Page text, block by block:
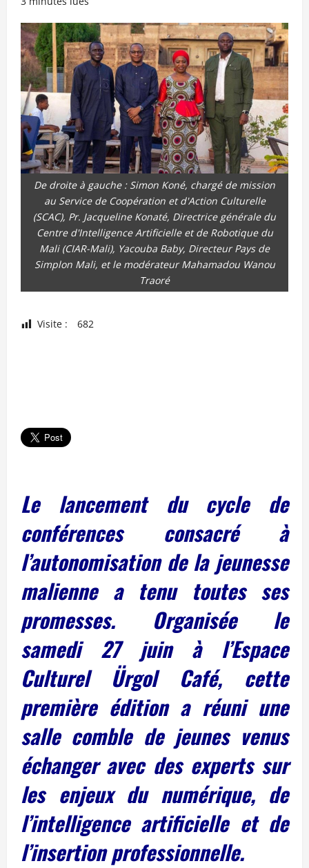
De droite à gauche : Simon Koné, chargé de mission
au Service de Coopération et d'Action Culturelle
(SCAC), Pr. Jacqueline Konaté, Directrice générale du
Centre d'Intelligence Artificielle et de Robotique du
Mali (CIAR-Mali), Yacouba Baby, Directeur Pays de
Simplon Mali, et le modérateur Mahamadou Wanou
Traoré
Visite : 682
Le lancement du cycle de
conférences consacré à
l’autonomisation de la jeunesse
malienne a tenu toutes ses
promesses. Organisée le
samedi 27 juin à l’Espace
Culturel Ürgol Café, cette
première édition a réuni une
salle comble de jeunes venus
échanger avec des experts sur
les enjeux du numérique, de
l’intelligence artificielle et de
l’insertion professionnelle.